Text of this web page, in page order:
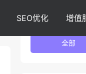
SEO优化 增值
全部